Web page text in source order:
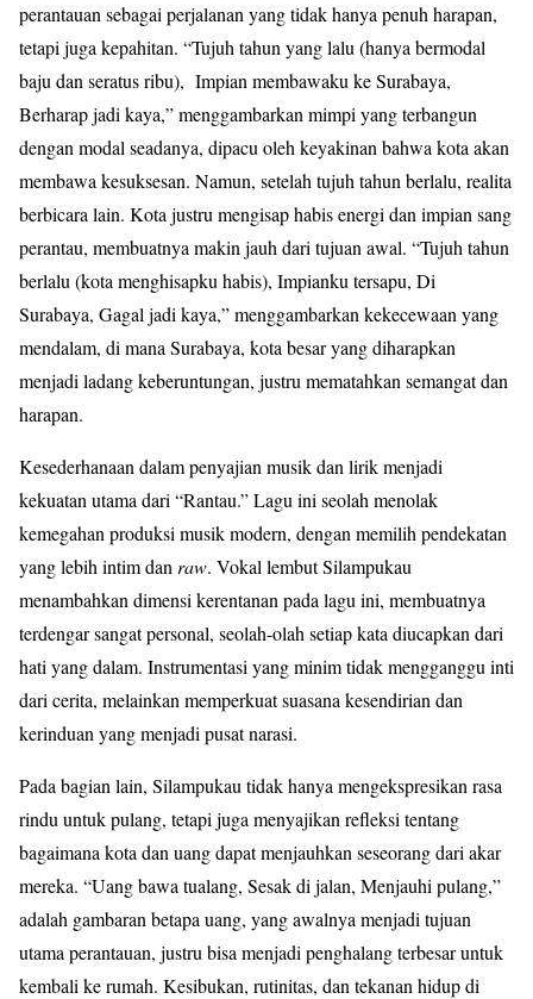
perantauan sebagai perjalanan yang tidak hanya penuh harapan,
tetapi juga kepahitan. “Tujuh tahun yang lalu (hanya bermodal
baju dan seratus ribu), Impian membawaku ke Surabaya,
Berharap jadi kaya,” menggambarkan mimpi yang terbangun
dengan modal seadanya, dipacu oleh keyakinan bahwa kota akan
membawa kesuksesan. Namun, setelah tujuh tahun berlalu, realita
berbicara lain. Kota justru mengisap habis energi dan impian sang
perantau, membuatnya makin jauh dari tujuan awal. “Tujuh tahun
berlalu (kota menghisapku habis), Impianku tersapu, Di
Surabaya, Gagal jadi kaya,” menggambarkan kekecewaan yang
mendalam, di mana Surabaya, kota besar yang diharapkan
menjadi ladang keberuntungan, justru mematahkan semangat dan
harapan.
Kesederhanaan dalam penyajian musik dan lirik menjadi
kekuatan utama dari “Rantau.” Lagu ini seolah menolak
kemegahan produksi musik modern, dengan memilih pendekatan
yang lebih intim dan raw. Vokal lembut Silampukau
menambahkan dimensi kerentanan pada lagu ini, membuatnya
terdengar sangat personal, seolah-olah setiap kata diucapkan dari
hati yang dalam. Instrumentasi yang minim tidak mengganggu inti
dari cerita, melainkan memperkuat suasana kesendirian dan
kerinduan yang menjadi pusat narasi.
Pada bagian lain, Silampukau tidak hanya mengekspresikan rasa
rindu untuk pulang, tetapi juga menyajikan refleksi tentang
bagaimana kota dan uang dapat menjauhkan seseorang dari akar
mereka. “Uang bawa tualang, Sesak di jalan, Menjauhi pulang,”
adalah gambaran betapa uang, yang awalnya menjadi tujuan
utama perantauan, justru bisa menjadi penghalang terbesar untuk
kembali ke rumah. Kesibukan, rutinitas, dan tekanan hidup di